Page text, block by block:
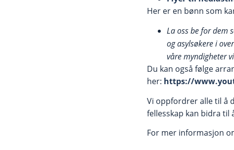
Her er en bønn som
La oss be for dem
og asylsøkere i
våre myndigheter
Du kan også følge
her: https://
Vi oppfordrer alle til å
fellesskap kan bidra til
For mer informasjon